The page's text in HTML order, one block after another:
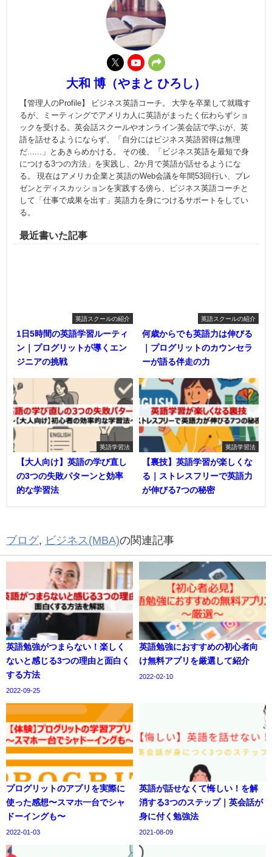
大和 博（やまと ひろし）
【管理人のProfile】 ビジネス英語コーチ。 大学を卒業して就職す
るが、ミーティングでアメリカ人に英語がまったく伝わらずショ
ックを受ける。英会話スクールやオンライン英会話で学ぶが、英
語を話せるようにならず、「自分にはビジネス英語習得は無理
だ......」とあきらめかける。 その後、「ビジネス英語を最短で身
につける3つの方法」を実践し、2か月で英語が話せるようにな
る。 現在はアメリカ企業と英語のWeb会議を年間53回行い、プレ
ゼンとディスカッションを実践する傍ら、ビジネス英語コーチと
して「仕事で成果を出す」英語力を身につけるサポートをしてい
る。
最近書いた記事
英語スクールの紹介
1日5時間の英語学習ルーティ
ン｜プログリットが導くエン
ジニアの挑戦
英語スクールの紹介
何歳からでも英語力は伸びる
｜プログリットのカウンセラ
ーが語る伴走の力
英語学習法
【大人向け】英語の学び直し
の3つの失敗パターンと効率
的な学習法
英語学習法
【裏技】英語学習が楽しくな
る｜ストレスフリーで英語力
が伸びる7つの秘密
ブログ, ビジネス(MBA)の関連記事
英語勉強がつまらない！楽しく
ないと感じる3つの理由と面白く
する方法
2022-09-25
英語勉強におすすめの初心者向
け無料アプリを厳選して紹介
2022-02-10
プログリットのアプリを実際に
使った感想〜スマホ一台でシャ
ドーイングも〜
2022-01-03
英語が話せなくて悔しい！を解
消する3つのステップ｜英会話が
身に付く勉強法
2021-08-09